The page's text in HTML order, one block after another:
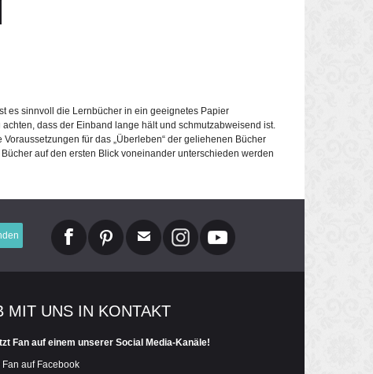
es sinnvoll die Lernbücher in ein geeignetes Papier
dass der Einband lange hält und schmutzabweisend ist.
Voraussetzungen für das „Überleben“ der geliehenen Bücher
auf den ersten Blick voneinander unterschieden werden
MIT UNS IN KONTAKT
Fan auf einem unserer Social Media-Kanäle!
Fan auf Facebook